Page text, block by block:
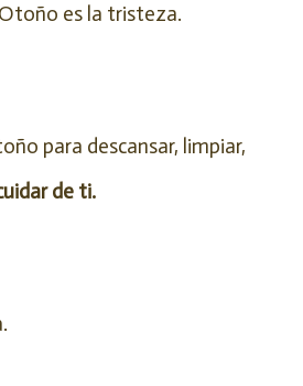
es la tristeza.
para descansar, limpiar,
de ti.